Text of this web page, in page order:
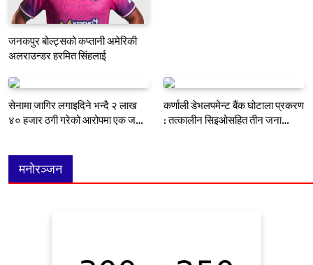
जनकपुर बोल्ट्सको कप्तानी अमेरिकी
अलराउन्डर हरमित सिंहलाई
सेनामा जागिर लगाइदिने भन्दै २ लाख
४० हजार ठगी गरेको आरोपमा एक जना
कर्णाली डेभलपमेन्ट बैंक घोटाला प्रकरण
: तत्कालीन सिइओसहित तीन जना
मनोरञ्जन